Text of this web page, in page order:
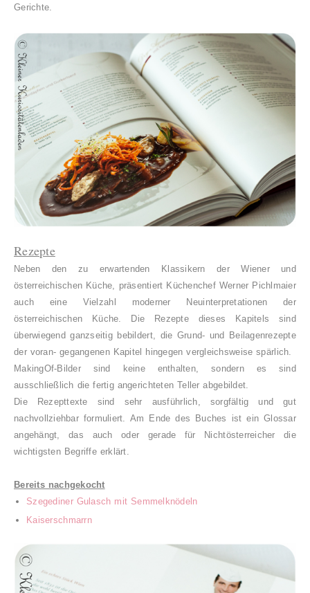
Gerichte.
Rezepte
Neben den zu erwartenden Klassikern der Wiener und
österreichischen Küche, präsentiert Küchenchef Werner Pichlmaier
auch eine Vielzahl moderner Neuinterpretationen der
österreichischen Küche. Die Rezepte dieses Kapitels sind
überwiegend ganzseitig bebildert, die Grund- und Beilagenrezepte
der voran- gegangenen Kapitel hingegen vergleichsweise spärlich.
MakingOf-Bilder sind keine enthalten, sondern es sind
ausschließlich die fertig angerichteten Teller abgebildet.
Die Rezepttexte sind sehr ausführlich, sorgfältig und gut
nachvollziehbar formuliert. Am Ende des Buches ist ein Glossar
angehängt, das auch oder gerade für Nichtösterreicher die
wichtigsten Begriffe erklärt.
Bereits nachgekocht
Szegediner Gulasch mit Semmelknödeln
Kaiserschmarrn